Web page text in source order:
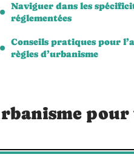
Naviguer dans les
réglementées
Conseils pratiques pour
règles d’urbanisme